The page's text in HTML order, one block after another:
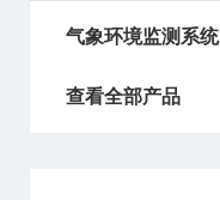
气象环境监测系统
查看全部产品